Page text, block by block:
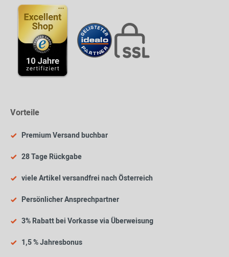
Vorteile
Premium Versand buchbar
28 Tage Rückgabe
viele Artikel versandfrei nach Österreich
Persönlicher Ansprechpartner
3% Rabatt bei Vorkasse via Überweisung
1,5 % Jahresbonus